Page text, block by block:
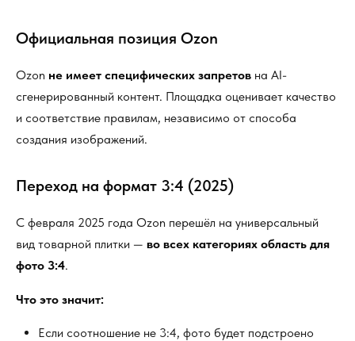
Официальная позиция Ozon
Ozon не имеет специфических запретов на AI-
сгенерированный контент. Площадка оценивает качество
и соответствие правилам, независимо от способа
создания изображений.
Переход на формат 3:4 (2025)
С февраля 2025 года Ozon перешёл на универсальный
вид товарной плитки — во всех категориях область для
фото 3:4.
Что это значит:
Если соотношение не 3:4, фото будет подстроено